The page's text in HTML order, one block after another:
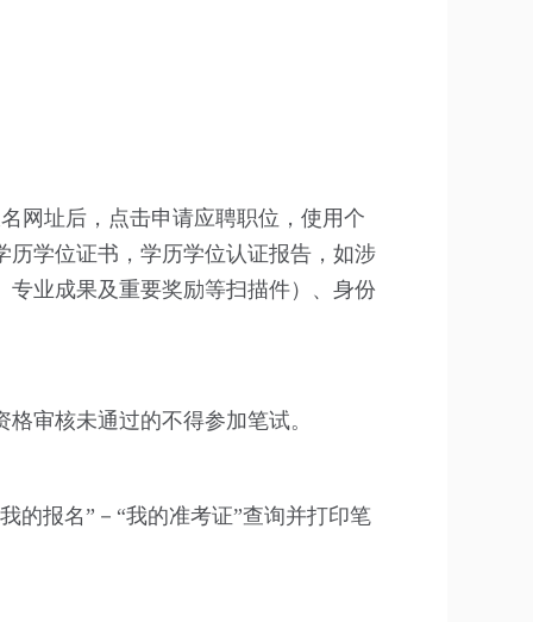
网址后，点击申请应聘职位，使用个
学位证书，学历学位认证报告，如涉
业成果及重要奖励等扫描件）、身份
审核未通过的不得参加笔试。
的报名”－“我的准考证”查询并打印笔